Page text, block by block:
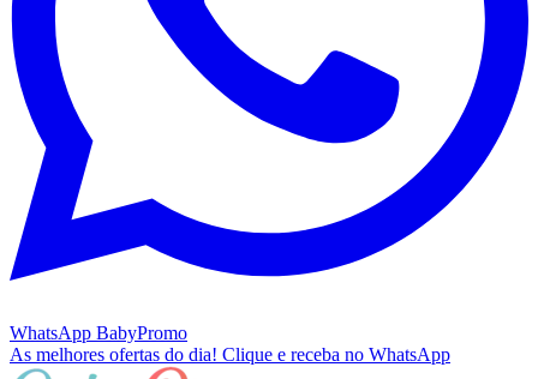
WhatsApp BabyPromo
As melhores ofertas do dia! Clique e receba no WhatsApp